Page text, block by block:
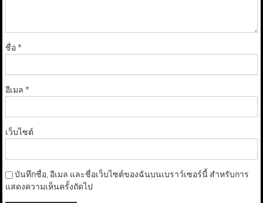
ชื่อ*
อีเมล *
เว็บไซต์
บันทึกชื่อ, อีเมล และชื่อเว็บไซต์ของฉันบนเบราว์เซอร์นี้ สำหรับการ
แสดงความเห็นครั้งถัดไป